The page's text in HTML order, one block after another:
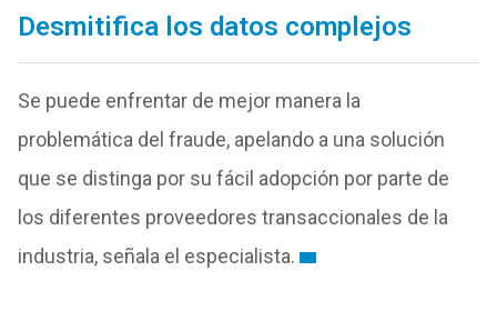
Desmitifica los datos complejos
Se puede enfrentar de mejor manera la
problemática del fraude, apelando a una solución
que se distinga por su fácil adopción por parte de
los diferentes proveedores transaccionales de la
industria, señala el especialista.